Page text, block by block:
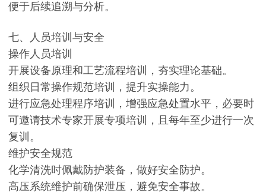
便于后续追溯与分析。
七、人员培训与安全
操作人员培训
开展设备原理和工艺流程培训，夯实理论基础。
组织日常操作规范培训，提升实操能力。
进行应急处理程序培训，增强应急处置水平，必要时
可邀请技术专家开展专项培训，且每年至少进行一次
复训。
维护安全规范
化学清洗时佩戴防护装备，做好安全防护。
高压系统维护前确保泄压，避免安全事故。